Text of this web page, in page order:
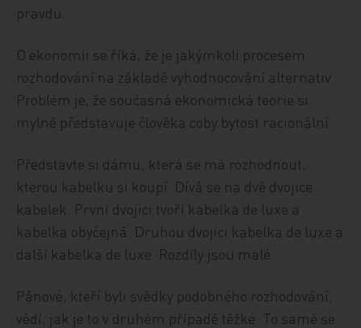
pravdu.
O ekonomii se říká, že je jakýmkoli procesem
rozhodování na základě vyhodnocování alternativ.
Problém je, že současná ekonomická teorie si
mylně představuje člověka coby bytost racionální.
Představte si dámu, která se má rozhodnout,
kterou kabelku si koupí. Dívá se na dvě dvojice
kabelek. První dvojici tvoří kabelka de luxe a
kabelka obyčejná. Druhou dvojici kabelka de luxe a
další kabelka de luxe. Rozdíly jsou malé.
Pánové, kteří byli svědky podobného rozhodování,
vědí, jak je to v druhém případě těžké. To samé se